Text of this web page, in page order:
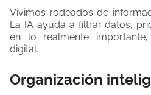
Vivimos rodeados de
La IA ayuda a filtrar datos,
en lo realmente
digital.
Organización